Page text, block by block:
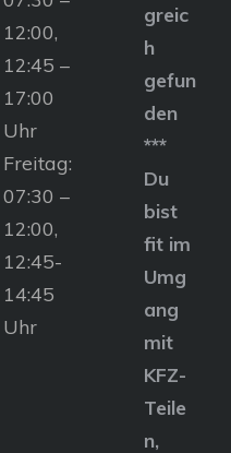
12:00,
12:45 –
17:00
Uhr
Freitag:
07:30 –
12:00,
12:45-
14:45
Uhr
greic
h
gefun
den
***
Du
bist
fit im
Umg
ang
mit
KFZ-
Teile
n,